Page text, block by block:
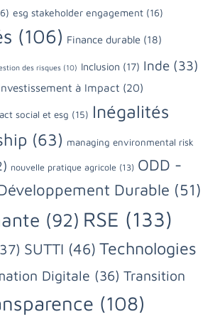
esg stakeholder engagement (16)
(106) Finance durable (18)
des risques (10) Inclusion (17) Inde (33)
à Impact (20)
social et esg (15) Inégalités
(63) managing environmental risk
nouvelle pratique agricole (13) ODD -
Durable (51)
(92) RSE (133)
SUTTI (46) Technologies
Digitale (36) Transition
(108)